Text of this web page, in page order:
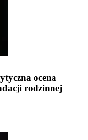
ocena
rodzinnej